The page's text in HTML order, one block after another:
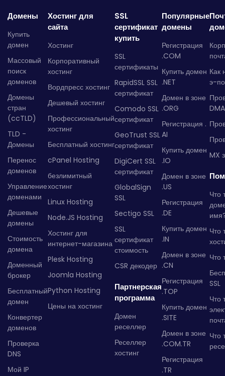
Домены
Купить
домен
Массовый
поиск
доменов
Домены
стран
(ccTLD)
TLD -
Домены
Перенос
доменов
Управление
доменами
Дешевые
домены
Стоимость
домена
Доменный
брокер
Бесплатный
домен
Конвертер
доменов
Проверка
DNS
Мой IP
Хостинг для
сайта
Хостинг
Корпоративный
хостинг
Вордпресс хостинг
Дешевый хостинг
Профессиональный
хостинг
Бесплатный хостинг
cPanel Hosting
безлимитный
хостинг
Linux Hosting
Node.JS Hosting
Хостинг для
интернет-магазина
Plesk Hosting
Joomla Hosting
Python Hosting
Цены на хостинг
SSL
сертификат
купить
SSL
сертификаты
RapidSSL SSL
сертификат
Comodo SSL
сертификат
GeoTrust SSL
сертификат
DigiCert SSL
сертификат
GlobalSign
SSL
Sectigo SSL
SSL
сертификат
стоимость
CSR декодер
Партнерская
программа
Домен
реселлер
Реселлер
хостинг
Популярные
домены
Регистрация
.COM
Купить домен
.NET
Домен в зоне
.ORG
Регистрация .
AI
Купить домен
.IO
Домен в зоне
.US
Регистрация
.DE
Купить домен
.IN
Домен в зоне
.CN
Регистрация
.TOP
Купить домен
.SITE
Домен в зоне
.COM.TR
Регистрация
.TR
Как
э-
MX
Что
Что
Что
SSL
Что
Что